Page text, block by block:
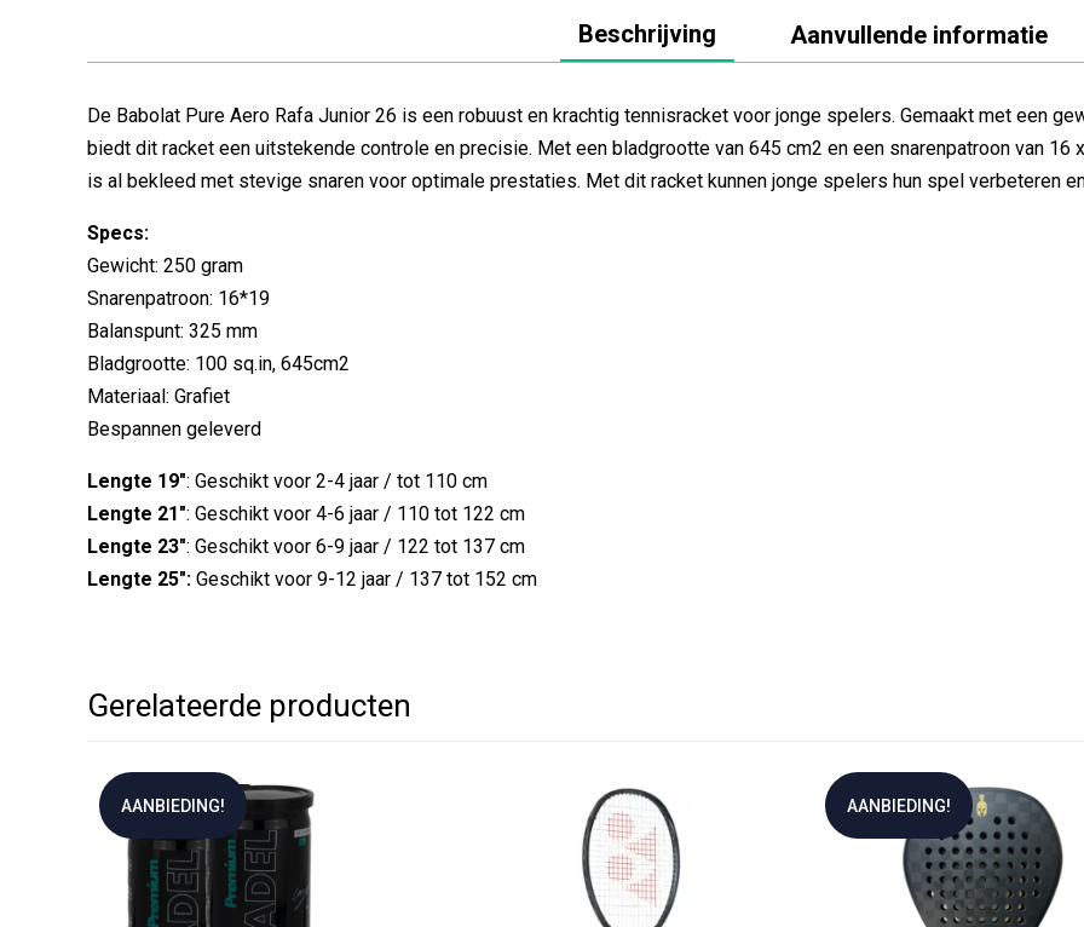
Beschrijving Aanvullende informatie
De Babolat Pure Aero Rafa Junior 26 is een robuust en krachtig tennisracket voor jonge spelers. Gemaakt met een
biedt dit racket een uitstekende controle en precisie. Met een bladgrootte van 645 cm2 en een snarenpatroon van
is al bekleed met stevige snaren voor optimale prestaties. Met dit racket kunnen jonge spelers hun spel verbeteren
Specs:
Gewicht: 250 gram
Snarenpatroon: 16*19
Balanspunt: 325 mm
Bladgrootte: 100 sq.in, 645cm2
Materiaal: Grafiet
Bespannen geleverd
Lengte 19": Geschikt voor 2-4 jaar / tot 110 cm
Lengte 21": Geschikt voor 4-6 jaar / 110 tot 122 cm
Lengte 23": Geschikt voor 6-9 jaar / 122 tot 137 cm
Lengte 25": Geschikt voor 9-12 jaar / 137 tot 152 cm
Gerelateerde producten
AANBIEDING! AANBIEDING!